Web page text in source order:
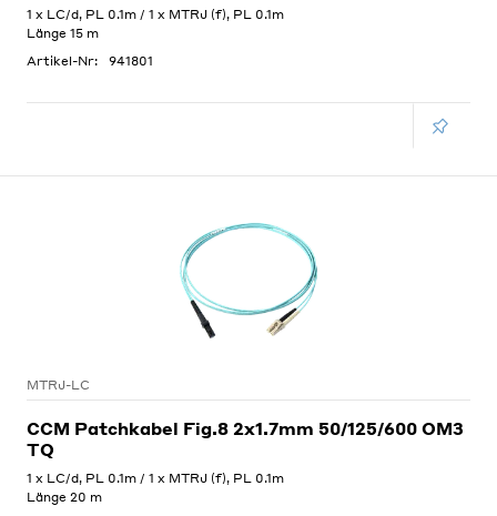
1 x LC/d, PL 0.1m / 1 x MTRJ (f), PL 0.1m
Länge 15 m
Artikel-Nr:
941801
MTRJ-LC
CCM Patchkabel Fig.8 2x1.7mm 50/125/600 OM3
TQ
1 x LC/d, PL 0.1m / 1 x MTRJ (f), PL 0.1m
Länge 20 m